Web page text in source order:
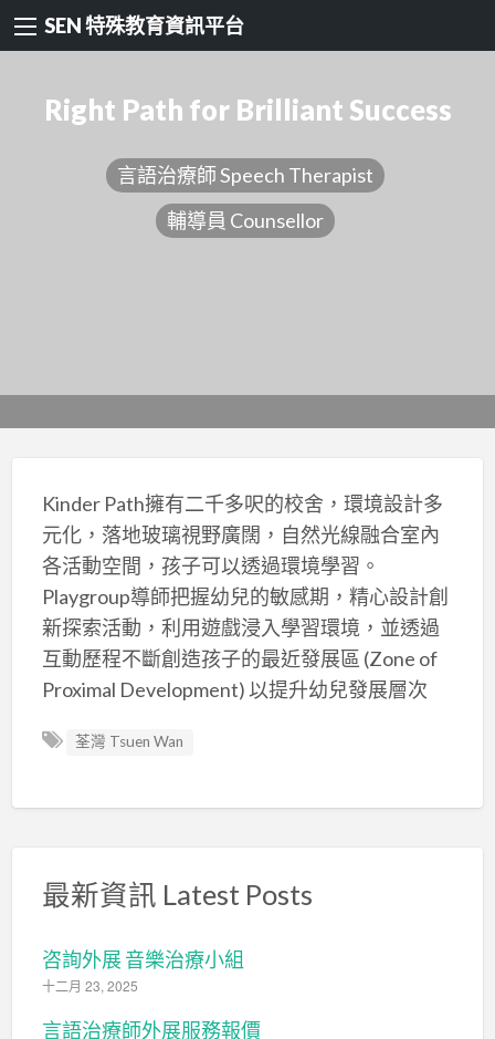
SEN 特殊教育資訊平台
Right Path for Brilliant Success
言語治療師 Speech Therapist
輔導員 Counsellor
Kinder Path擁有二千多呎的校舍，環境設計多
元化，落地玻璃視野廣闊，自然光線融合室內
各活動空間，孩子可以透過環境學習。
Playgroup導師把握幼兒的敏感期，精心設計創
新探索活動，利用遊戲浸入學習環境，並透過
互動歷程不斷創造孩子的最近發展區 (Zone of
Proximal Development) 以提升幼兒發展層次
荃灣 Tsuen Wan
最新資訊 Latest Posts
咨詢外展 音樂治療小組
十二月 23, 2025
言語治療師外展服務報價